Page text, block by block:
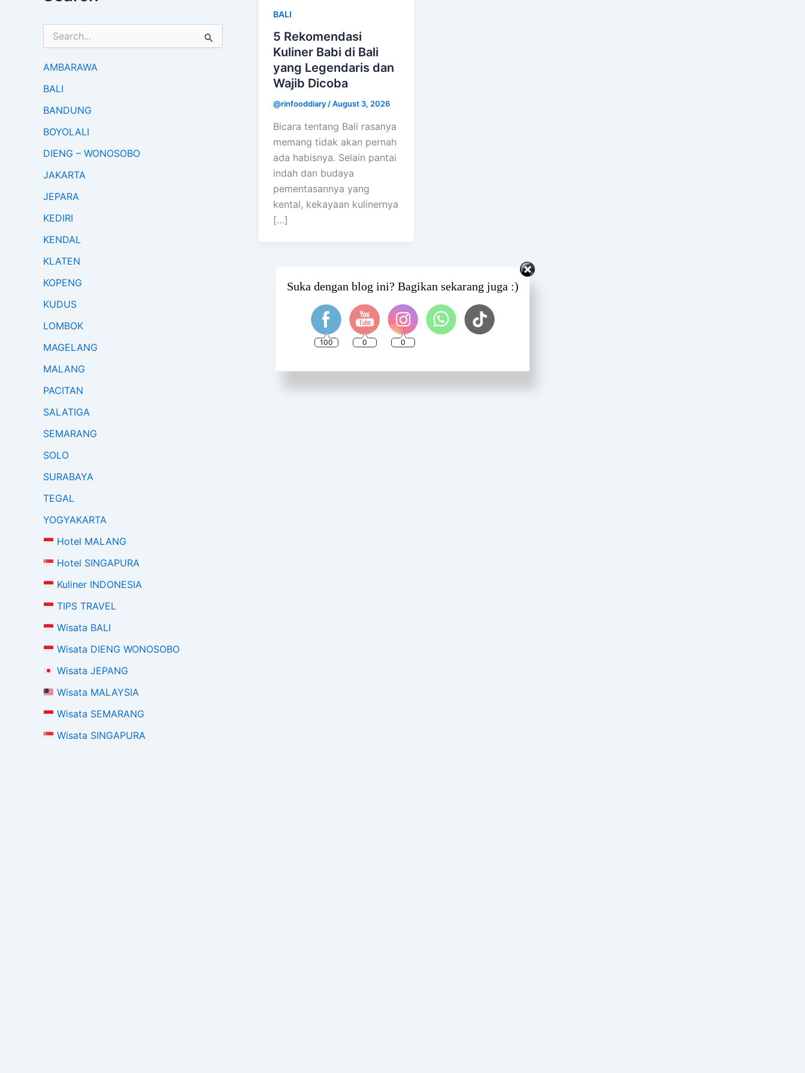
r
h
o
:
AMBARAWA
BALI
BANDUNG
BOYOLALI
DIENG – WONOSOBO
JAKARTA
JEPARA
KEDIRI
KENDAL
KLATEN
KOPENG
KUDUS
LOMBOK
MAGELANG
MALANG
PACITAN
SALATIGA
SEMARANG
SOLO
SURABAYA
TEGAL
YOGYAKARTA
Hotel MALANG
Hotel SINGAPURA
Kuliner INDONESIA
TIPS TRAVEL
Wisata BALI
Wisata DIENG WONOSOBO
Wisata JEPANG
Wisata MALAYSIA
Wisata SEMARANG
Wisata SINGAPURA
BALI
5 Rekomendasi
Kuliner Babi di Bali
yang Legendaris dan
Wajib Dicoba
@rinfooddiary/August 3, 2026
Bicara tentang Bali rasanya
memang tidak akan pernah
ada habisnya. Selain pantai
indah dan budaya
pementasannya yang
kental, kekayaan kulinernya
[…]
Suka dengan blog ini? Bagikan sekarang juga :)
100 0
Set Youtube Channel ID
0